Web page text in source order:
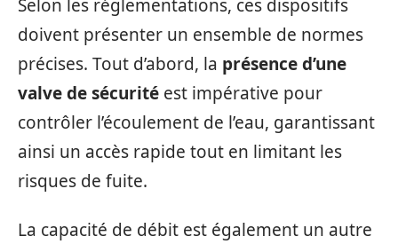
Selon les réglementations, ces dispositifs
doivent présenter un ensemble de normes
précises. Tout d’abord, la présence d’une
valve de sécurité est impérative pour
contrôler l’écoulement de l’eau, garantissant
ainsi un accès rapide tout en limitant les
risques de fuite.
La capacité de débit est également un autre